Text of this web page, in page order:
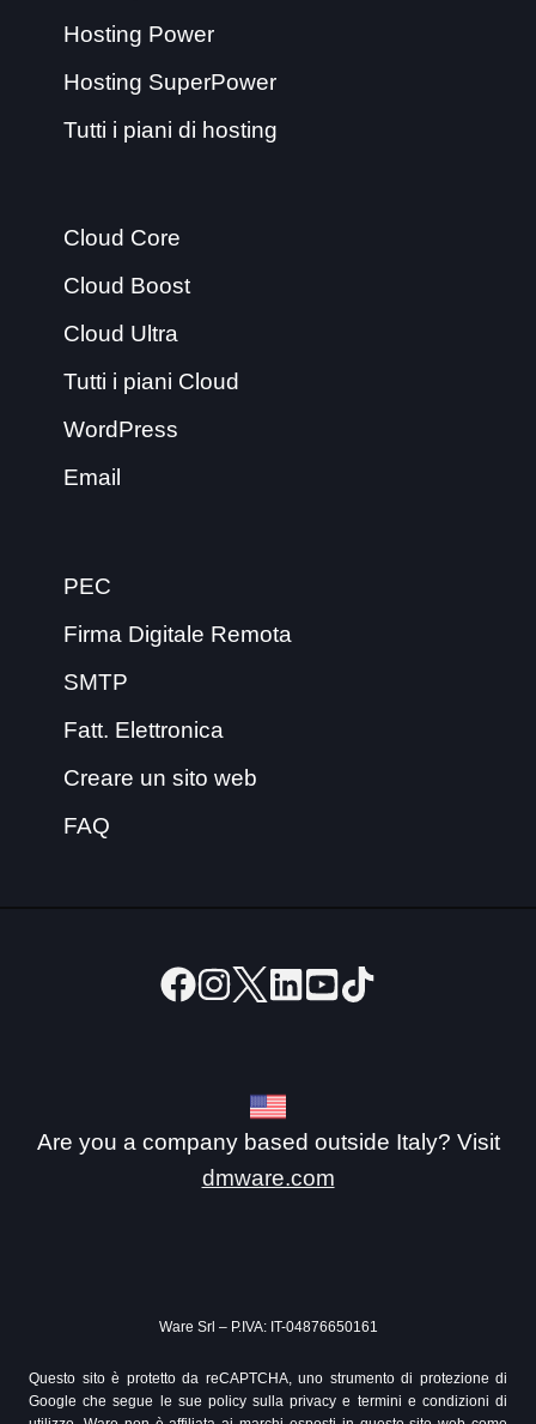
Hosting Power
Hosting SuperPower
Tutti i piani di hosting
Cloud Core
Cloud Boost
Cloud Ultra
Tutti i piani Cloud
WordPress
Email
PEC
Firma Digitale Remota
SMTP
Fatt. Elettronica
Creare un sito web
FAQ
Are you a company based outside Italy? Visit
dmware.com
Ware Srl – P.IVA: IT-04876650161
Questo sito è protetto da reCAPTCHA, uno strumento di protezione di
Google che segue le sue policy sulla privacy e termini e condizioni di